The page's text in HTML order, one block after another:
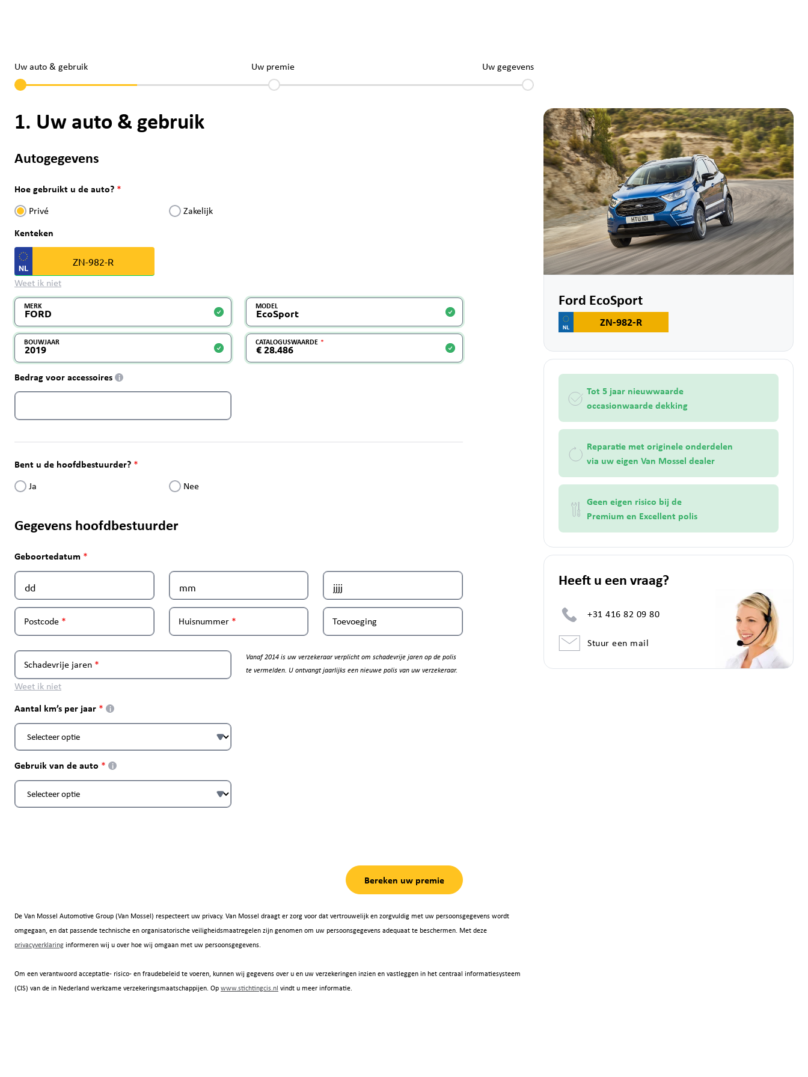
Uw auto & gebruik Uw premie Uw gegevens
1. Uw auto & gebruik
Autogegevens
Hoe gebruikt u de auto?
Privé Zakelijk
Kenteken
Weet ik niet
MERK MODEL
BOUWJAAR CATALOGUSWAARDE
Bedrag voor accessoires i
Bent u de hoofdbestuurder?
Ja Nee
Gegevens hoofdbestuurder
Geboortedatum
Postcode Huisnummer Toevoeging
Schadevrije jaren
Weet ik niet
Vanaf 2014 is uw verzekeraar verplicht om schadevrije jaren op de polis
te vermelden. U ontvangt jaarlijks een nieuwe polis van uw verzekeraar.
Aantal km’s per jaar i
Gebruik van de auto i
Bereken uw premie
De Van Mossel Automotive Group (Van Mossel) respecteert uw privacy. Van Mossel draagt er zorg voor dat vertrouwelijk en zorgvuldig met uw persoonsgegevens wordt
omgegaan, en dat passende technische en organisatorische veiligheidsmaatregelen zijn genomen om uw persoonsgegevens adequaat te beschermen. Met deze
privacyverklaringinformeren wij u over hoe wij omgaan met uw persoonsgegevens.
Om een verantwoord acceptatie- risico- en fraudebeleid te voeren, kunnen wij gegevens over u en uw verzekeringen inzien en vastleggen in het centraal informatiesysteem
(CIS) van de in Nederland werkzame verzekeringsmaatschappijen. Opwww.stichtingcis.nl vindt u meer informatie.
Ford EcoSport
ZN-982-R
Tot 5 jaar nieuwwaarde
occasionwaarde dekking
Reparatie met originele onderdelen
via uw eigen Van Mossel dealer
Geen eigen risico bij de
Premium en Excellent polis
Heeft u een vraag?
+31 416 82 09 80
Stuur een mail